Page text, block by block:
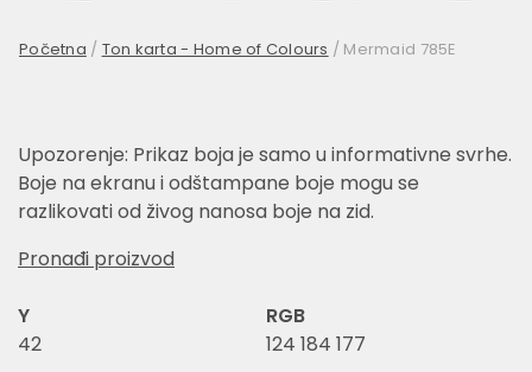
Početna / Ton karta - Home of Colours / Mermaid 785E
Upozorenje: Prikaz boja je samo u informativne svrhe.
Boje na ekranu i odštampane boje mogu se
razlikovati od živog nanosa boje na zid.
Pronađi proizvod
Y
42
RGB
124 184 177